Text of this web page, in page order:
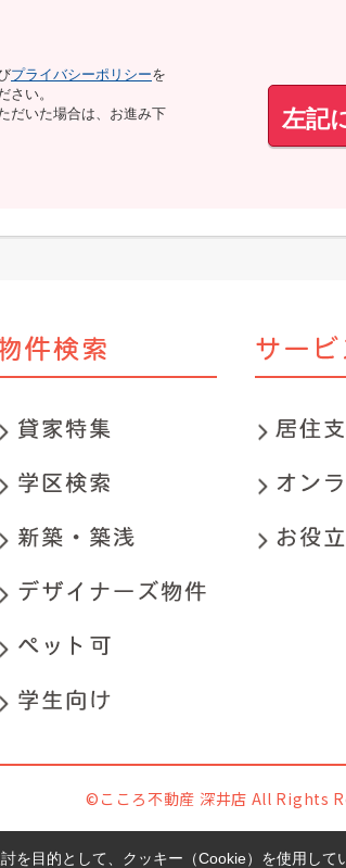
プライバシーポリシーを
さい。
だいた場合は、お進み下
左記
©こころ不動産 深井店 All Rights
を目的として、クッキー（Cookie）を使用して